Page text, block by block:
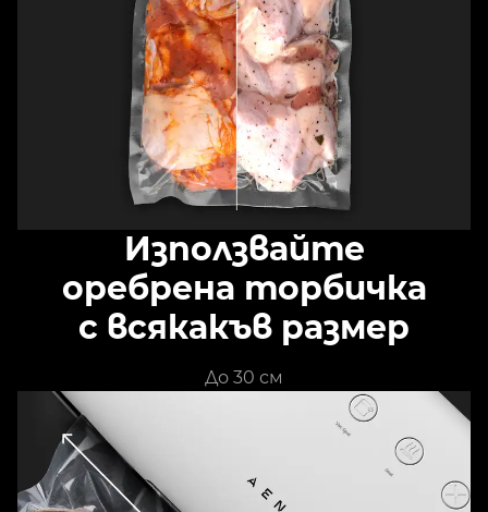
Използвайте
оребрена торбичка
с всякакъв размер
До 30 см